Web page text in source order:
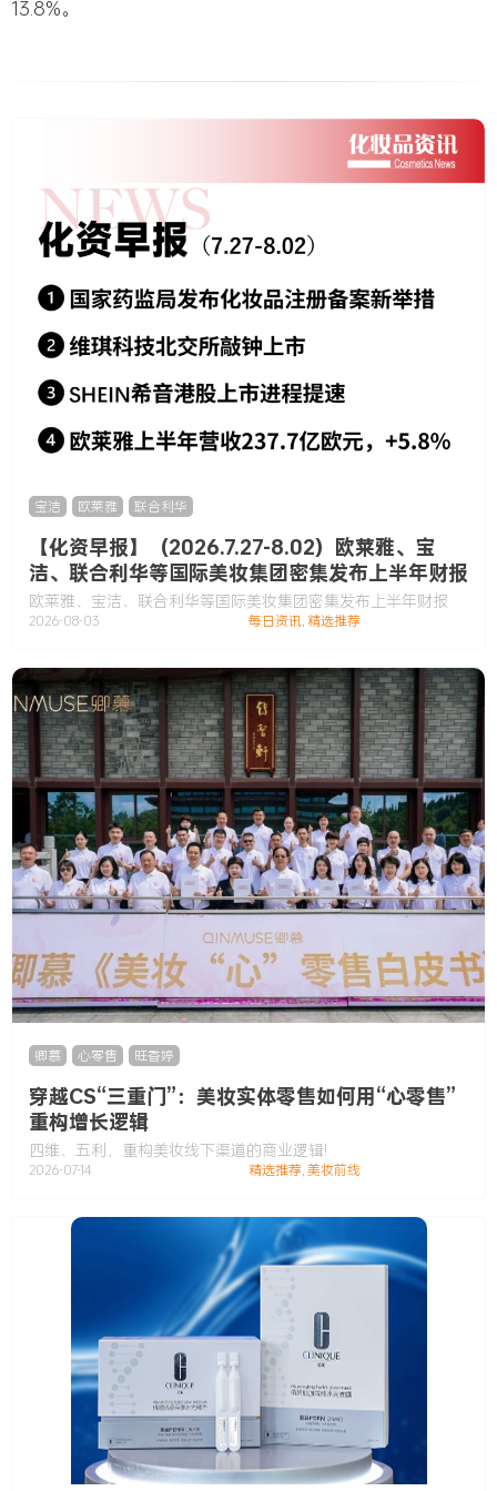
13.8%。
宝洁 欧莱雅 联合利华
【化资早报】（2026.7.27-8.02）欧莱雅、宝
洁、联合利华等国际美妆集团密集发布上半年财报
欧莱雅、宝洁、联合利华等国际美妆集团密集发布上半年财报
2026-08-03 每日资讯,精选推荐
卿慕 心零售 旺香婷
穿越CS“三重门”：美妆实体零售如何用“心零售”
重构增长逻辑
四维、五利，重构美妆线下渠道的商业逻辑!
2026-07-14 精选推荐,美妆前线